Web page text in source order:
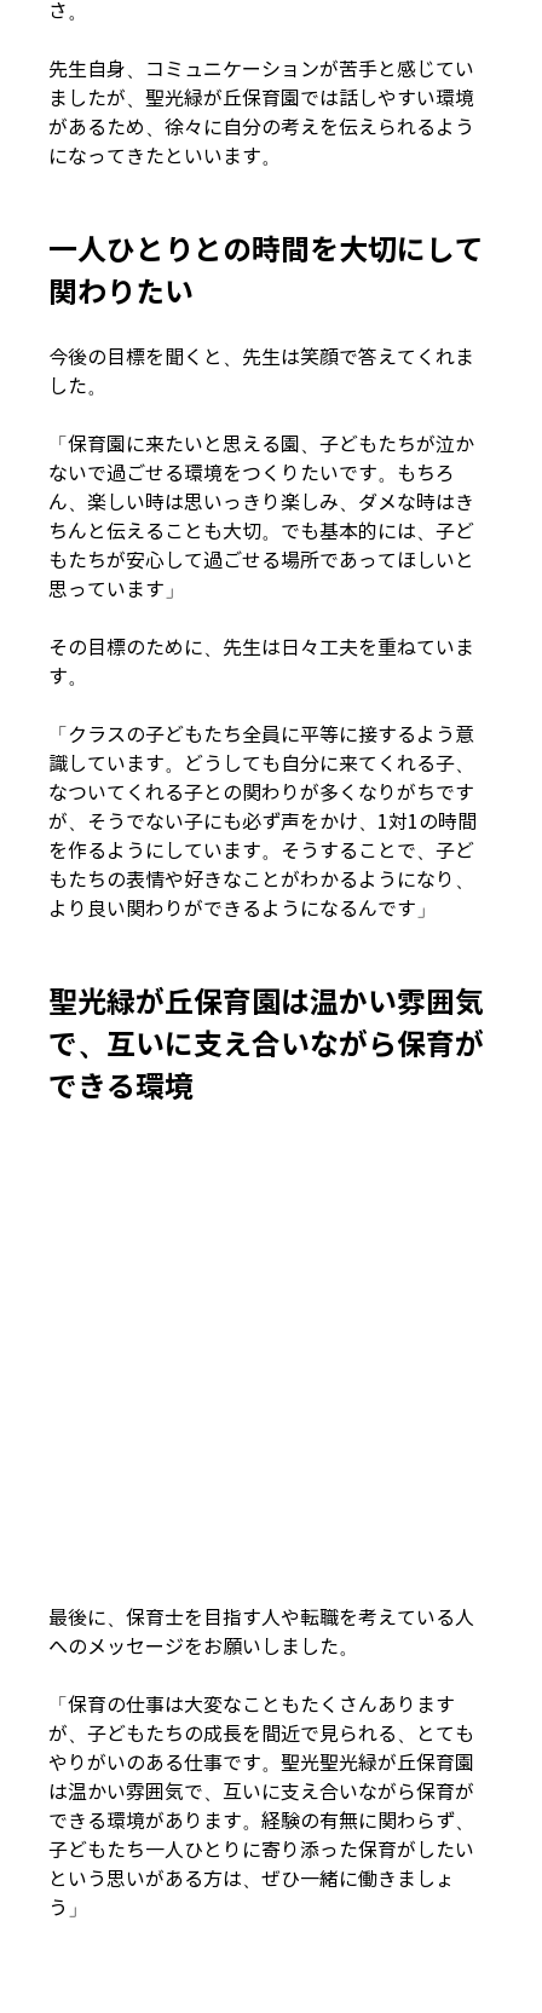
さ。
先生自身、コミュニケーションが苦手と感じてい
ましたが、聖光緑が丘保育園では話しやすい環境
があるため、徐々に自分の考えを伝えられるよう
になってきたといいます。
一人ひとりとの時間を大切にして
関わりたい
今後の目標を聞くと、先生は笑顔で答えてくれま
した。
「保育園に来たいと思える園、子どもたちが泣か
ないで過ごせる環境をつくりたいです。もちろ
ん、楽しい時は思いっきり楽しみ、ダメな時はき
ちんと伝えることも大切。でも基本的には、子ど
もたちが安心して過ごせる場所であってほしいと
思っています」
その目標のために、先生は日々工夫を重ねていま
す。
「クラスの子どもたち全員に平等に接するよう意
識しています。どうしても自分に来てくれる子、
なついてくれる子との関わりが多くなりがちです
が、そうでない子にも必ず声をかけ、1対1の時間
を作るようにしています。そうすることで、子ど
もたちの表情や好きなことがわかるようになり、
より良い関わりができるようになるんです」
聖光緑が丘保育園は温かい雰囲気
で、互いに支え合いながら保育が
できる環境
最後に、保育士を目指す人や転職を考えている人
へのメッセージをお願いしました。
「保育の仕事は大変なこともたくさんあります
が、子どもたちの成長を間近で見られる、とても
やりがいのある仕事です。聖光聖光緑が丘保育園
は温かい雰囲気で、互いに支え合いながら保育が
できる環境があります。経験の有無に関わらず、
子どもたち一人ひとりに寄り添った保育がしたい
という思いがある方は、ぜひ一緒に働きましょ
う」